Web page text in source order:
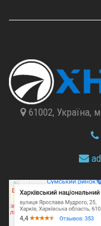
61002, Україна,